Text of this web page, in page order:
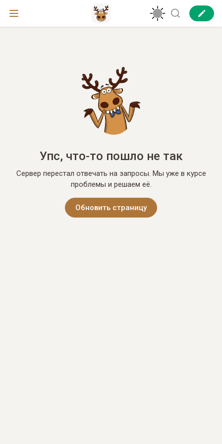
Упс, что-то пошло не так
Сервер перестал отвечать на запросы. Мы уже в курсе
проблемы и решаем её.
Обновить страницу